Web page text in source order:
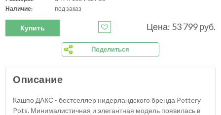
Наличие:
под заказ
Купить Цена: 53 799 руб.
Поделиться
Описание
Кашпо ДАКС - бестселлер нидерландского бренда Pottery
Pots. Минималистичная и элегантная модель появилась в